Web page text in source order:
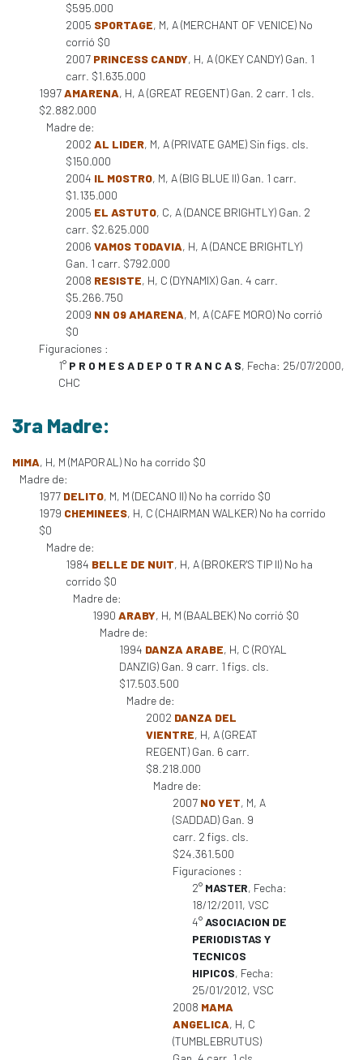
$595.000
2005 SPORTAGE, M, A (MERCHANT OF VENICE) No
corrió $0
2007 PRINCESS CANDY, H, A (OKEY CANDY) Gan. 1
carr. $1.635.000
1997AMARENA, H, A (GREAT REGENT) Gan. 2 carr. 1 cls.
$2.882.000
Madre de:
2002 AL LIDER, M, A (PRIVATE GAME) Sin figs. cls.
$150.000
2004 IL MOSTRO, M, A (BIG BLUE II) Gan. 1 carr.
$1.135.000
2005 EL ASTUTO, C, A (DANCE BRIGHTLY) Gan. 2
carr. $2.625.000
2006 VAMOS TODAVIA, H, A (DANCE BRIGHTLY)
Gan. 1 carr. $792.000
2008 RESISTE, H, C (DYNAMIX) Gan. 4 carr.
$5.266.750
2009 NN 09 AMARENA, M, A (CAFE MORO) No corrió
$0
Figuraciones :
1° P R O M E S A D E P O T R A N C A S, Fecha: 25/07/2000,
CHC
3ra Madre:
MIMA, H, M (MAPORAL) No ha corrido $0
Madre de:
1977 DELITO, M, M (DECANO II) No ha corrido $0
1979 CHEMINEES, H, C (CHAIRMAN WALKER) No ha corrido
$0
Madre de:
1984 BELLE DE NUIT, H, A (BROKER'S TIP II) No ha
corrido $0
Madre de:
1990 ARABY, H, M (BAALBEK) No corrió $0
Madre de:
1994 DANZA ARABE, H, C (ROYAL
DANZIG) Gan. 9 carr. 1 figs. cls.
$17.503.500
Madre de:
2002 DANZA DEL
VIENTRE, H, A (GREAT
REGENT) Gan. 6 carr.
$8.218.000
Madre de:
2007 NO YET, M, A
(SADDAD) Gan. 9
carr. 2 figs. cls.
$24.361.500
Figuraciones :
2° MASTER, Fecha:
18/12/2011, VSC
4°ASOCIACION DE
PERIODISTAS Y
TECNICOS
HIPICOS, Fecha:
25/01/2012, VSC
2008 MAMA
ANGELICA, H, C
(TUMBLEBRUTUS)